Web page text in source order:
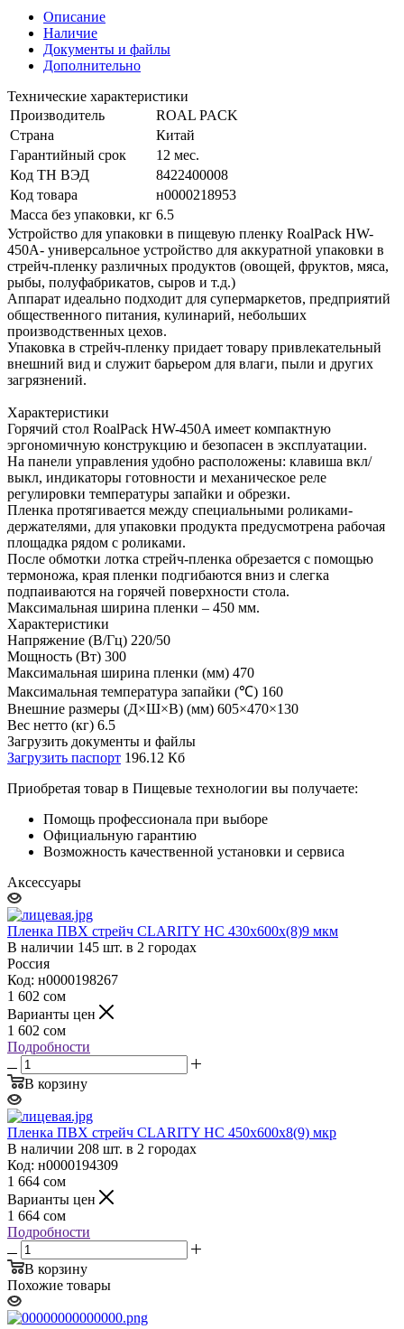
Описание
Наличие
Документы и файлы
Дополнительно
Технические характеристики
Производитель
ROAL PACK
Страна
Китай
Гарантийный срок
12 мес.
Код ТН ВЭД
8422400008
Код товара
н0000218953
Масса без упаковки, кг 6.5
Устройство для упаковки в пищевую пленку RoalPack HW-
450A- универсальное устройство для аккуратной упаковки в
стрейч-пленку различных продуктов (овощей, фруктов, мяса,
рыбы, полуфабрикатов, сыров и т.д.)
Аппарат идеально подходит для супермаркетов, предприятий
общественного питания, кулинарий, небольших
производственных цехов.
Упаковка в стрейч-пленку придает товару привлекательный
внешний вид и служит барьером для влаги, пыли и других
загрязнений.
Характеристики
Горячий стол RoalPack HW-450A имеет компактную
эргономичную конструкцию и безопасен в эксплуатации.
На панели управления удобно расположены: клавиша вкл/
выкл, индикаторы готовности и механическое реле
регулировки температуры запайки и обрезки.
Пленка протягивается между специальными роликами-
держателями, для упаковки продукта предусмотрена рабочая
площадка рядом с роликами.
После обмотки лотка стрейч-пленка обрезается с помощью
термоножа, края пленки подгибаются вниз и слегка
подпаиваются на горячей поверхности стола.
Максимальная ширина пленки – 450 мм.
Характеристики
Напряжение (В/Гц) 220/50
Мощность (Вт) 300
Максимальная ширина пленки (мм) 470
Максимальная температура запайки (℃) 160
Внешние размеры (Д×Ш×В) (мм) 605×470×130
Вес нетто (кг) 6.5
Загрузить документы и файлы
Загрузить паспорт 196.12 Кб
Приобретая товар в Пищевые технологии вы получаете:
Помощь профессионала при выборе
Официальную гарантию
Возможность качественной установки и сервиса
Аксессуары
Пленка ПВХ стрейч CLARITY НС 430х600х(8)9 мкм
В наличии 145 шт. в 2 городах
Россия
Код: н0000198267
1 602 сом
Варианты цен
1 602 сом
Подробности
В корзину
Пленка ПВХ стрейч CLARITY НС 450х600х8(9) мкр
В наличии 208 шт. в 2 городах
Код: н0000194309
1 664 сом
Варианты цен
1 664 сом
Подробности
В корзину
Похожие товары